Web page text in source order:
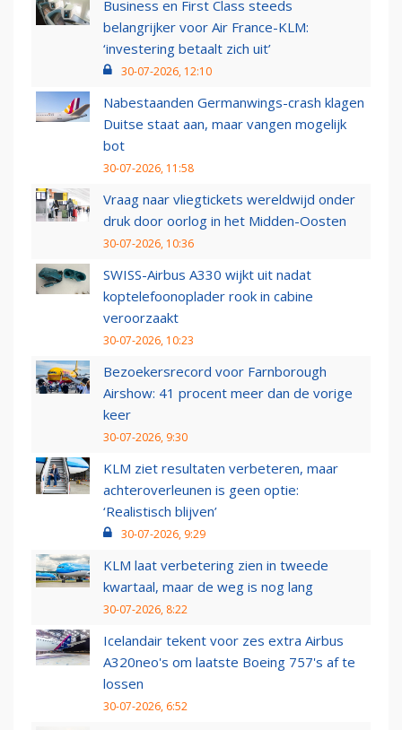
Business en First Class steeds
belangrijker voor Air France-KLM:
‘investering betaalt zich uit’
30-07-2026, 12:10
Nabestaanden Germanwings-crash klagen
Duitse staat aan, maar vangen mogelijk
bot
30-07-2026, 11:58
Vraag naar vliegtickets wereldwijd onder
druk door oorlog in het Midden-Oosten
30-07-2026, 10:36
SWISS-Airbus A330 wijkt uit nadat
koptelefoonoplader rook in cabine
veroorzaakt
30-07-2026, 10:23
Bezoekersrecord voor Farnborough
Airshow: 41 procent meer dan de vorige
keer
30-07-2026, 9:30
KLM ziet resultaten verbeteren, maar
achteroverleunen is geen optie:
‘Realistisch blijven’
30-07-2026, 9:29
KLM laat verbetering zien in tweede
kwartaal, maar de weg is nog lang
30-07-2026, 8:22
Icelandair tekent voor zes extra Airbus
A320neo's om laatste Boeing 757's af te
lossen
30-07-2026, 6:52